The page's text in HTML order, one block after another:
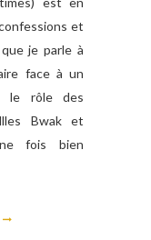
et
je parle à
face à un
le rôle des
Bwak et
fois bien